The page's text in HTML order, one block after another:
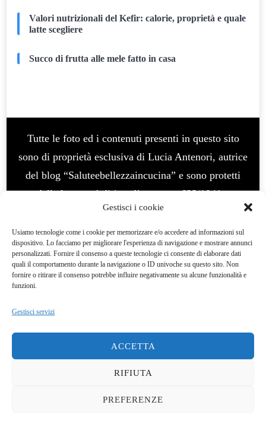
Gestisci i cookie
Usiamo tecnologie come i cookie per memorizzare e/o accedere ad informazioni sul
dispositivo. Lo facciamo per migliorare l'esperienza di navigazione e mostrare annunci
personalizzati. Fornire il consenso a queste tecnologie ci consente di elaborare dati
quali il comportamento durante la navigazione o ID univoche su questo sito. Non
fornire o ritirare il consenso potrebbe influire negativamente su alcune funzionalità e
funzioni.
Gestisci servizi
ACCETTA
RIFIUTA
PREFERENZE
Valori nutrizionali del Kefir: calorie, proprietà e quale
latte scegliere
Succo di frutta alle mele fatto in casa
Tutte le foto ed i contenuti presenti in questo sito
sono di proprietà esclusiva di Lucia Antenori, autrice
del blog “Saluteebellezzaincucina” e sono protetti
dalla legge sul diritto d’autore n. 633/1941 e
successive modifiche. E’ vietato l’uso per fini
commerciali, vietata la modifica e manipolazione. La
violazione del diritto d’autore è un reato e
perseguibile legalmenteQuesto blog non rappresenta
una testata giornalistica. In quanto viene aggiornato
legge del 7/03/2001 Questo blog ha carattere
personale, non è mio intento infrangere alcun diritto
Yummy Recipe | Sviluppato da
. Powered byWordPress